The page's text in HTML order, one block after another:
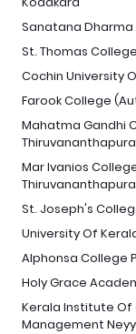
Sanatana
St. Thomas
Cochin University
Farook College
Mahatma Gandhi
Mar Ivanios
St. Joseph's
University Of
Alphonsa College
Holy Grace
Kerala Institute
Management